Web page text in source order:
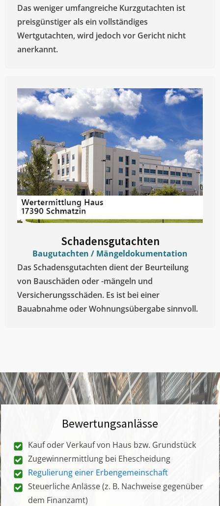
Das weniger umfangreiche Kurzgutachten ist
preisgünstiger als ein vollständiges
Wertgutachten, wird jedoch vor Gericht nicht
anerkannt.
Schadensgutachten
Baugutachten / Mängeldokumentation
Das Schadensgutachten dient der Beurteilung
von Bauschäden oder -mängeln und
Versicherungsschäden. Es ist bei einer
Bauabnahme oder Wohnungsübergabe sinnvoll.
Bewertungsanlässe
Kauf oder Verkauf von Haus bzw. Grundstück
Zugewinnermittlung bei Ehescheidung
Regulierung einer Erbengemeinschaft
Steuerliche Anlässe (z. B. Nachweise gegenüber
dem Finanzamt)